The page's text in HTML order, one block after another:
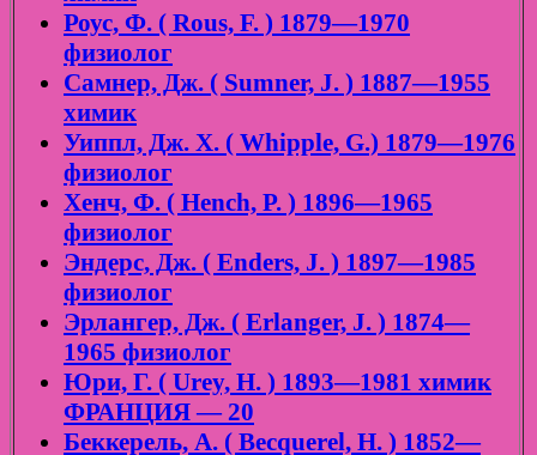
Роус, Ф. ( Rous, F. ) 1879—1970
физиолог
Самнер, Дж. ( Sumner, J. ) 1887—1955
химик
Уиппл, Дж. Х. ( Whipple, G.) 1879—1976
физиолог
Хенч, Ф. ( Hench, P. ) 1896—1965
физиолог
Эндерс, Дж. ( Enders, J. ) 1897—1985
физиолог
Эрлангер, Дж. ( Erlanger, J. ) 1874—
1965 физиолог
Юри, Г. ( Urey, H. ) 1893—1981 химик
ФРАНЦИЯ — 20
Беккерель, А. ( Becquerel, H. ) 1852—